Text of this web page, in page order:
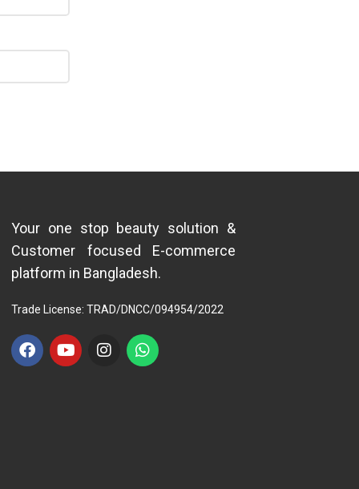
Your one stop beauty solution &
Customer focused E-commerce
platform in Bangladesh.
Trade License: TRAD/DNCC/094954/2022